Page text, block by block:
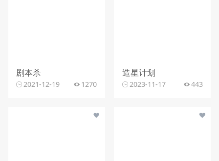
剧本杀
2021-12-19 1270
造星计划
2023-11-17 443